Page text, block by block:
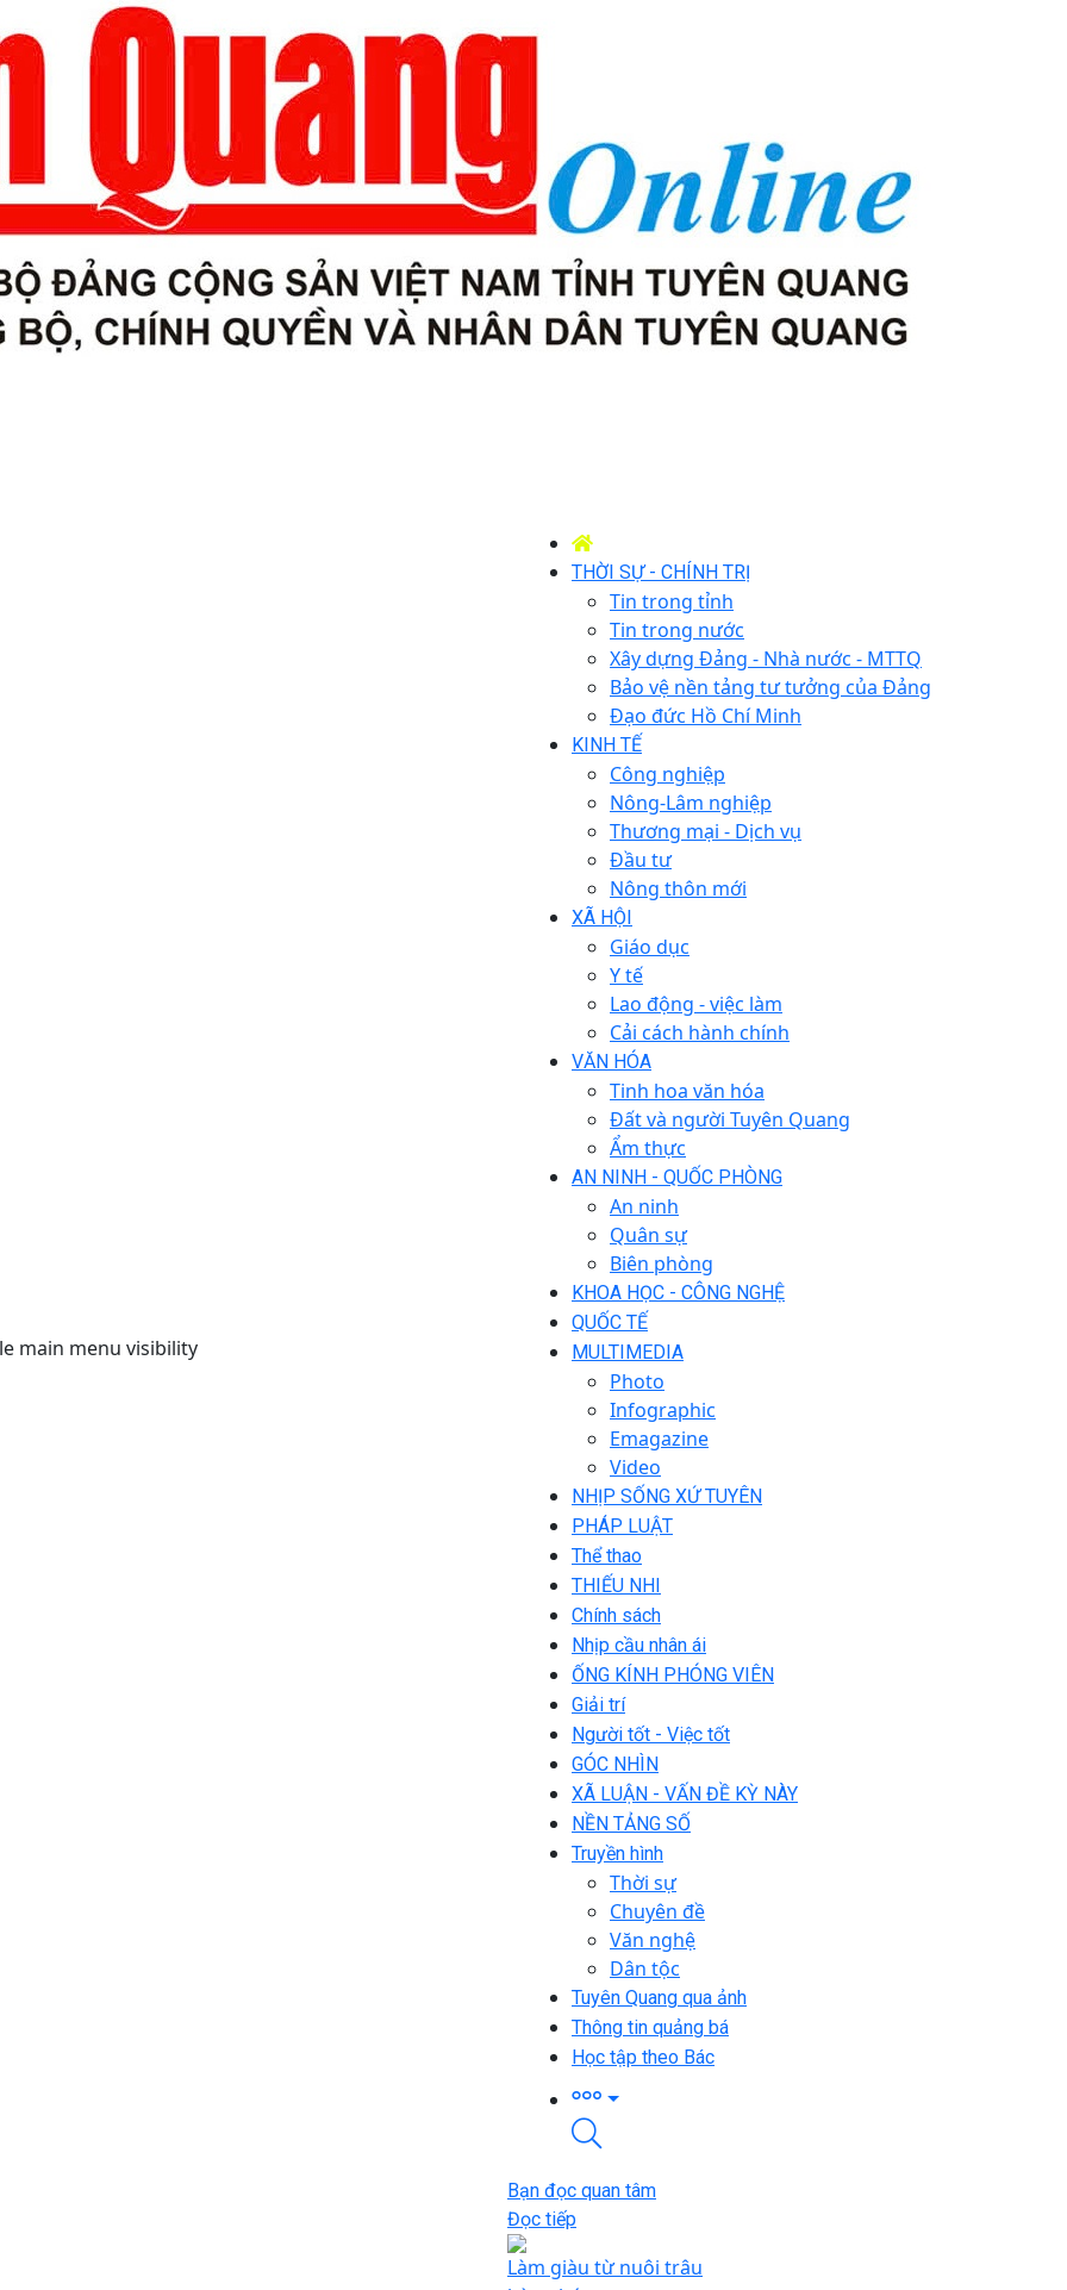
main menu visibility
THỜI SỰ - CHÍNH TRỊ
Tin trong tỉnh
Tin trong nước
Xây dựng Đảng - Nhà nước - MTTQ
Bảo vệ nền tảng tư tưởng của Đảng
Đạo đức Hồ Chí Minh
KINH TẾ
Công nghiệp
Nông-Lâm nghiệp
Thương mại - Dịch vụ
Đầu tư
Nông thôn mới
XÃ HỘI
Giáo dục
Y tế
Lao động - việc làm
Cải cách hành chính
VĂN HÓA
Tinh hoa văn hóa
Đất và người Tuyên Quang
Ẩm thực
AN NINH - QUỐC PHÒNG
An ninh
Quân sự
Biên phòng
KHOA HỌC - CÔNG NGHỆ
QUỐC TẾ
MULTIMEDIA
Photo
Infographic
Emagazine
Video
NHỊP SỐNG XỨ TUYÊN
PHÁP LUẬT
Thể thao
THIẾU NHI
Chính sách
Nhịp cầu nhân ái
ỐNG KÍNH PHÓNG VIÊN
Giải trí
Người tốt - Việc tốt
GÓC NHÌN
XÃ LUẬN - VẤN ĐỀ KỲ NÀY
NỀN TẢNG SỐ
Truyền hình
Thời sự
Chuyên đề
Văn nghệ
Dân tộc
Tuyên Quang qua ảnh
Thông tin quảng bá
Học tập theo Bác
Bạn đọc quan tâm
Đọc tiếp
Làm giàu từ nuôi trâu